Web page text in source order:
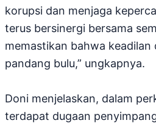
korupsi dan menjaga
terus bersinergi bersama
memastikan bahwa
pandang bulu,” ungkapnya.
Doni menjelaskan, dalam
terdapat dugaan